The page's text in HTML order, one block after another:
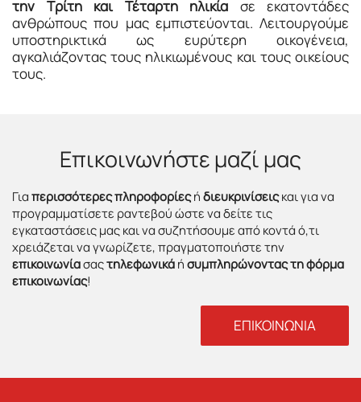
την Τρίτη και Τέταρτη ηλικία σε εκατοντάδες
ανθρώπους που μας εμπιστεύονται. Λειτουργούμε
υποστηρικτικά ως ευρύτερη οικογένεια,
αγκαλιάζοντας τους ηλικιωμένους και τους οικείους
τους.
Επικοινωνήστε μαζί μας
Γιαπερισσότερες πληροφορίεςήδιευκρινίσειςκαι για να
προγραμματίσετε ραντεβού ώστε να δείτε τις
εγκαταστάσεις μας και να συζητήσουμε από κοντά ό,τι
χρειάζεται να γνωρίζετε, πραγματοποιήστε την
επικοινωνίασαςτηλεφωνικάήσυμπληρώνοντας τη φόρμα
επικοινωνίας!
ΕΠΙΚΟΙΝΩΝΙΑ